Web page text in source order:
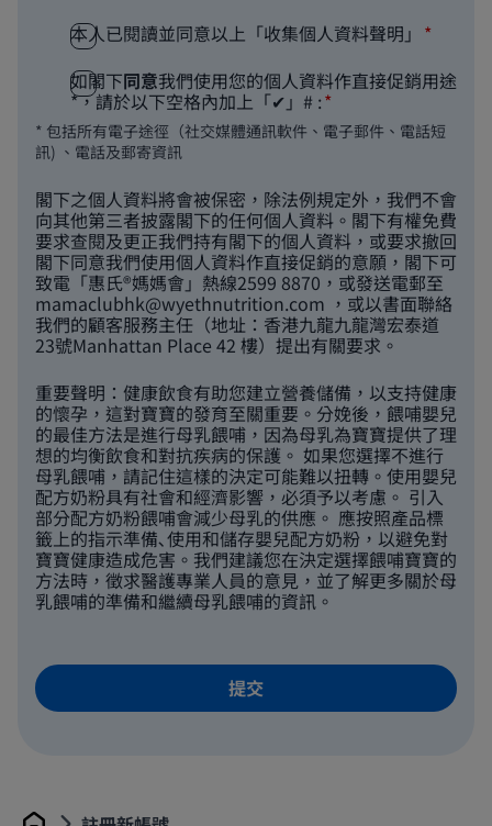
本人已閱讀並同意以上「收集個人資料聲明」
如閣下同意我們使用您的個人資料作直接促銷用途
*，請於以下空格內加上「✔」# :
* 包括所有電子途徑（社交媒體通訊軟件、電子郵件、電話短
訊) 、電話及郵寄資訊
閣下之個人資料將會被保密，除法例規定外，我們不會
向其他第三者披露閣下的任何個人資料。閣下有權免費
要求查閱及更正我們持有閣下的個人資料，或要求撤回
閣下同意我們使用個人資料作直接促銷的意願，閣下可
致電「惠氏®媽媽會」熱線2599 8870，或發送電郵至
mamaclubhk@wyethnutrition.com ，或以書面聯絡
我們的顧客服務主任（地址：香港九龍九龍灣宏泰道
23號Manhattan Place 42 樓）提出有關要求。
重要聲明：健康飲食有助您建立營養儲備，以支持健康
的懷孕，這對寶寶的發育至關重要。分娩後，餵哺嬰兒
的最佳方法是進行母乳餵哺，因為母乳為寶寶提供了理
想的均衡飲食和對抗疾病的保護。 如果您選擇不進行
母乳餵哺，請記住這樣的決定可能難以扭轉。使用嬰兒
配方奶粉具有社會和經濟影響，必須予以考慮。 引入
部分配方奶粉餵哺會減少母乳的供應。 應按照產品標
籤上的指示準備､使用和儲存嬰兒配方奶粉，以避免對
寶寶健康造成危害。我們建議您在決定選擇餵哺寶寶的
方法時，徵求醫護專業人員的意見，並了解更多關於母
乳餵哺的準備和繼續母乳餵哺的資訊。